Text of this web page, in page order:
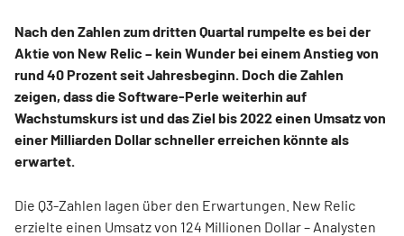
Nach den Zahlen zum dritten Quartal rumpelte es bei der
Aktie von New Relic – kein Wunder bei einem Anstieg von
rund 40 Prozent seit Jahresbeginn. Doch die Zahlen
zeigen, dass die Software-Perle weiterhin auf
Wachstumskurs ist und das Ziel bis 2022 einen Umsatz von
einer Milliarden Dollar schneller erreichen könnte als
erwartet.
Die Q3-Zahlen lagen über den Erwartungen. New Relic
erzielte einen Umsatz von 124 Millionen Dollar – Analysten